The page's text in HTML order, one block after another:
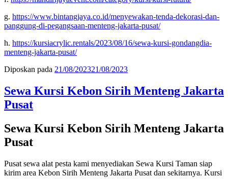
g. https://www.bintangjaya.co.id/menyewakan-tenda-dekorasi-dan-
panggung-di-pegangsaan-menteng-jakarta-pusat/
h. https://kursiacrylic.rentals/2023/08/16/sewa-kursi-gondangdia-
menteng-jakarta-pusat/
Diposkan pada 21/08/202321/08/2023
Sewa Kursi Kebon Sirih Menteng Jakarta
Pusat
Sewa Kursi Kebon Sirih Menteng Jakarta
Pusat
Pusat sewa alat pesta kami menyediakan Sewa Kursi Taman siap
kirim area Kebon Sirih Menteng Jakarta Pusat dan sekitarnya. Kursi